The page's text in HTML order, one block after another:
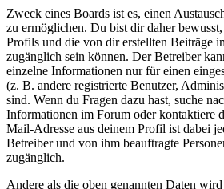
Zweck eines Boards ist es, einen
zu ermöglichen. Du bist dir daher
Profils und die von dir erstellten Beiträge
zugänglich sein können. Der Betreiber
einzelne Informationen nur für einen
(z. B. andere registrierte Benutzer,
sind. Wenn du Fragen dazu hast, suche
Informationen im Forum oder kontaktiere
Mail-Adresse aus deinem Profil ist dabei
Betreiber und von ihm beauftragte
zugänglich.
Andere als die oben genannten Daten